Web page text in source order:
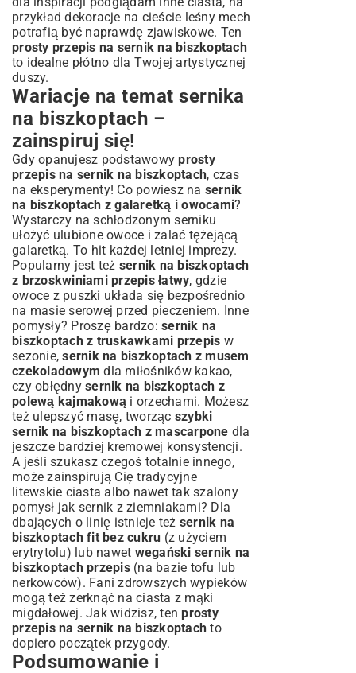
przykład dekoracje na cieście leśny mech
potrafią być naprawdę zjawiskowe. Ten
prosty przepis na sernik na biszkoptach
to idealne płótno dla Twojej artystycznej
duszy.
Wariacje na temat sernika
na biszkoptach –
zainspiruj się!
Gdy opanujesz podstawowyprosty
przepis na sernik na biszkoptach, czas
na eksperymenty! Co powiesz na sernik
na biszkoptach z galaretką i owocami?
Wystarczy na schłodzonym serniku
ułożyć ulubione owoce i zalać tężejącą
galaretką. To hit każdej letniej imprezy.
Popularny jest też sernik na biszkoptach
z brzoskwiniami przepis łatwy, gdzie
owoce z puszki układa się bezpośrednio
na masie serowej przed pieczeniem. Inne
pomysły? Proszę bardzo: sernik na
biszkoptach z truskawkami przepis w
sezonie,sernik na biszkoptach z musem
czekoladowym dla miłośników kakao,
czy obłędny sernik na biszkoptach z
polewą kajmakową i orzechami. Możesz
też ulepszyć masę, tworząc szybki
sernik na biszkoptach z mascarpone dla
jeszcze bardziej kremowej konsystencji.
A jeśli szukasz czegoś totalnie innego,
może zainspirują Ciętradycyjne
litewskie ciasta albo nawet tak szalony
pomysł jak sernik z ziemniakami? Dla
dbających o linię istnieje też sernik na
biszkoptach fit bez cukru (z użyciem
erytrytolu) lub nawet wegański sernik na
biszkoptach przepis(na bazie tofu lub
nerkowców). Fani zdrowszych wypieków
mogą też zerknąć na ciasta z mąki
migdałowej. Jak widzisz, tenprosty
przepis na sernik na biszkoptach to
dopiero początek przygody.
Podsumowanie i